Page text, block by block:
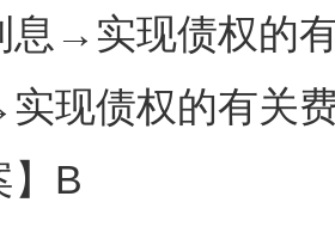
息→实现债权的
现债权的有关
】B